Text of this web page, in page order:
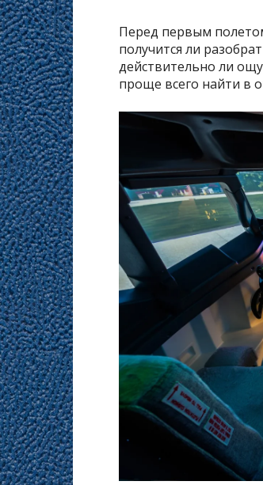
Перед первым
получится ли
действительно ли
проще всего найти в